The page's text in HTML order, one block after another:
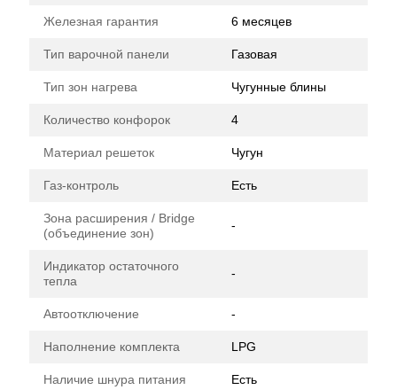
Железная гарантия 6 месяцев
Тип варочной панели Газовая
Тип зон нагрева Чугунные блины
Количество конфорок 4
Материал решеток Чугун
Газ-контроль Есть
Зона расширения / Bridge
(объединение зон)
-
Индикатор остаточного
тепла
-
Автоотключение -
Наполнение комплекта LPG
Наличие шнура питания Есть